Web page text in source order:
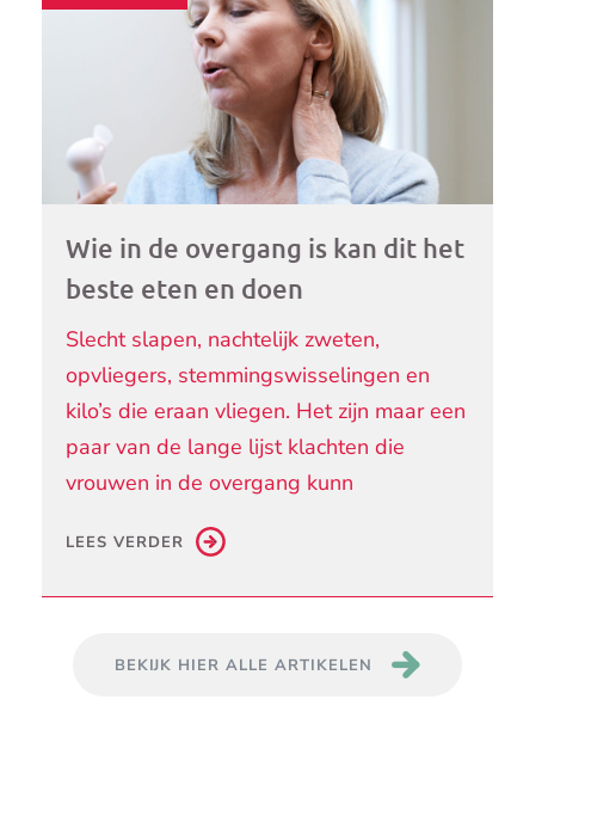
bericht
Wie in de overgang is kan dit het
beste eten en doen
Slecht slapen, nachtelijk zweten,
opvliegers, stemmingswisselingen en
kilo’s die eraan vliegen. Het zijn maar een
paar van de lange lijst klachten die
vrouwen in de overgang kunn
LEES VERDER
BEKIJK HIER ALLE ARTIKELEN